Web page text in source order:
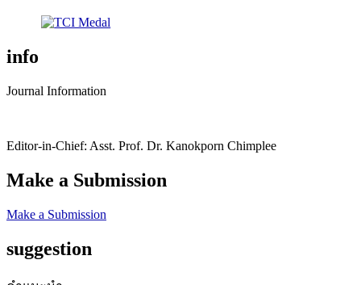
info
Journal Information
Editor-in-Chief: Asst. Prof. Dr. Kanokporn Chimplee
Make a Submission
Make a Submission
suggestion